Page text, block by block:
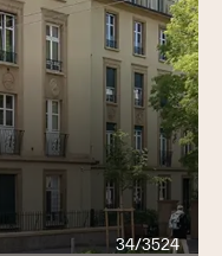
34/3524